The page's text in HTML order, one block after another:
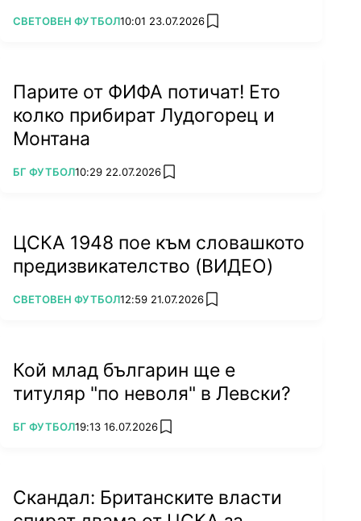
ПОВЕЧЕ ОТ
СВЕТОВЕН ФУТБОЛ10:01 23.07.2026 add favorites
Парите от ФИФА потичат! Ето
колко прибират Лудогорец и
Монтана
ПОВЕЧЕ ОТ
БГ ФУТБОЛ10:29 22.07.2026 add favorites
ЦСКА 1948 пое към словашкото
предизвикателство (ВИДЕО)
ПОВЕЧЕ ОТ
СВЕТОВЕН ФУТБОЛ12:59 21.07.2026 add favorites
Кой млад българин ще е
титуляр "по неволя" в Левски?
ПОВЕЧЕ ОТ
БГ ФУТБОЛ19:13 16.07.2026 add favorites
Скандал: Британските власти